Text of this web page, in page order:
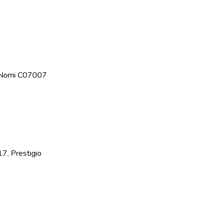
C07007
Prestigio